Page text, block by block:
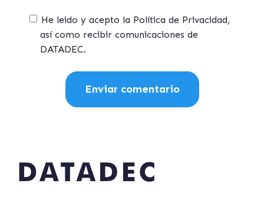
He leido y acepto la Política de Privacidad,
así como recibir comunicaciones de
DATADEC.